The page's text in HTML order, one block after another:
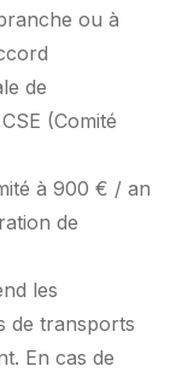
ou à
de
(Comité
à 900 € / an
de
les
de transports
En cas de